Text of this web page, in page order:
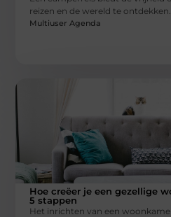
reizen en de wereld te
Multiuser Agenda
Hoe creëer je een gezellige
5 stappen
Het inrichten van een